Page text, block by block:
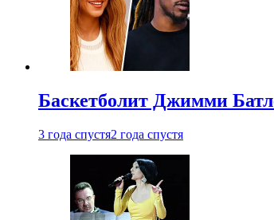
Баскетболит Джимми
3 года спустя2 года спустя